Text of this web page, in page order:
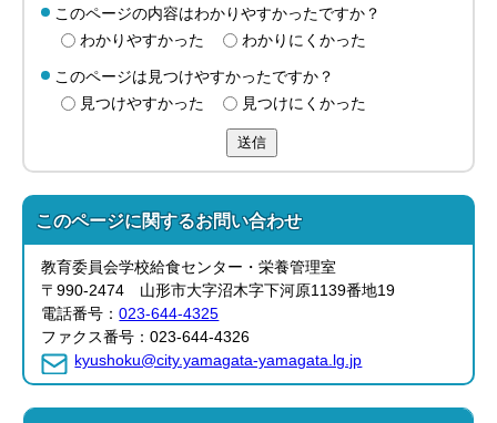
このページの内容はわかりやすかったですか？
わかりやすかった
わかりにくかった
このページは見つけやすかったですか？
見つけやすかった
見つけにくかった
送信
このページに関するお問い合わせ
教育委員会学校給食センター・栄養管理室
〒990-2474 山形市大字沼木字下河原1139番地19
電話番号：023-644-4325
ファクス番号：023-644-4326
kyushoku@city.yamagata-yamagata.lg.jp